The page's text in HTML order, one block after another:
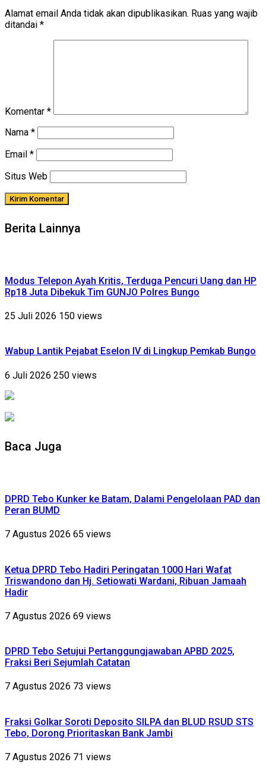
Alamat email Anda tidak akan dipublikasikan. Ruas yang wajib
ditandai *
Komentar *
Nama *
Email *
Situs Web
Berita Lainnya
Modus Telepon Ayah Kritis, Terduga Pencuri Uang dan HP
Rp18 Juta Dibekuk Tim GUNJO Polres Bungo
25 Juli 2026 150 views
Wabup Lantik Pejabat Eselon IV di Lingkup Pemkab Bungo
6 Juli 2026 250 views
Baca Juga
DPRD Tebo Kunker ke Batam, Dalami Pengelolaan PAD dan
Peran BUMD
7 Agustus 2026 65 views
Ketua DPRD Tebo Hadiri Peringatan 1000 Hari Wafat
Triswandono dan Hj. Setiowati Wardani, Ribuan Jamaah
Hadir
7 Agustus 2026 69 views
DPRD Tebo Setujui Pertanggungjawaban APBD 2025,
Fraksi Beri Sejumlah Catatan
7 Agustus 2026 73 views
Fraksi Golkar Soroti Deposito SILPA dan BLUD RSUD STS
Tebo, Dorong Prioritaskan Bank Jambi
7 Agustus 2026 71 views